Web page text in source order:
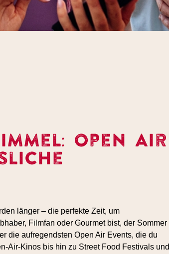
Open Air
länger – die perfekte Zeit, um
Filmfan oder Gourmet bist, der Sommer
die aufregendsten Open Air Events, die du
Air-Kinos bis hin zu Street Food Festivals und